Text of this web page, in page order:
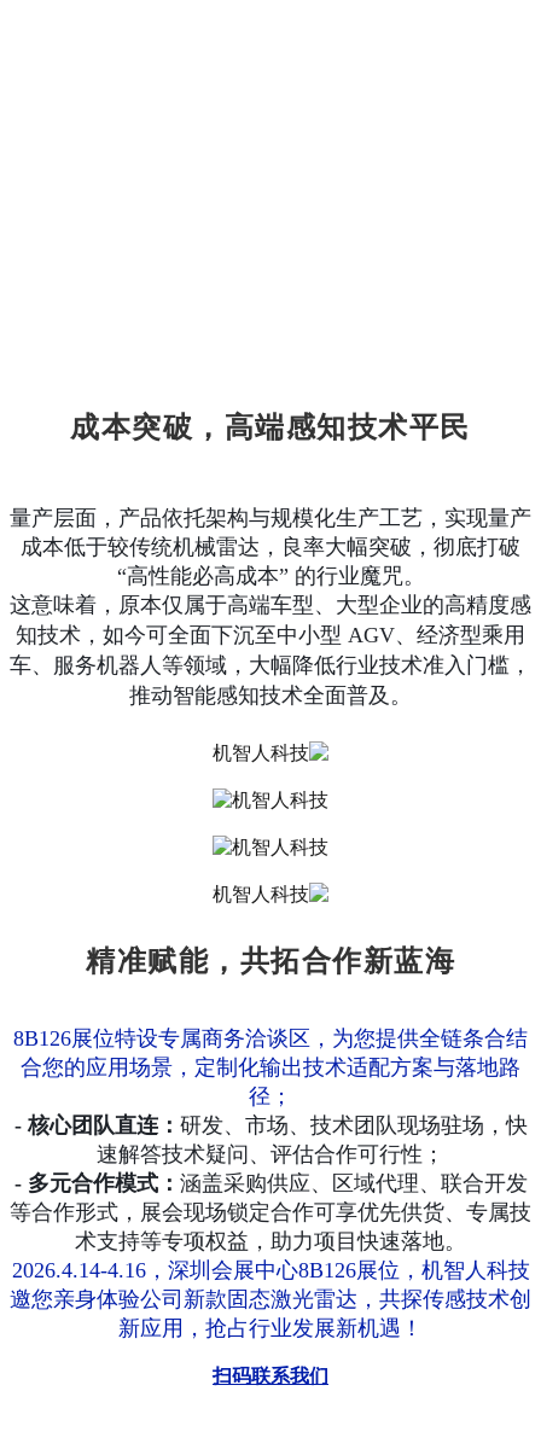
成本突破，高端感知技术平民
量产层面，产品依托架构与规模化生产工艺，实现量产
成本低于较传统机械雷达，良率大幅突破，彻底打破
“高性能必高成本” 的行业魔咒。
这意味着，原本仅属于高端车型、大型企业的高精度感
知技术，如今可全面下沉至中小型 AGV、经济型乘用
车、服务机器人等领域，大幅降低行业技术准入门槛，
推动智能感知技术全面普及。
精准赋能，共拓合作新蓝海
8B126展位特设专属商务洽谈区，为您提供全链条合结
合您的应用场景，定制化输出技术适配方案与落地路
径；
-核心团队直连： 研发、市场、技术团队现场驻场，快
速解答技术疑问、评估合作可行性；
- 多元合作模式： 涵盖采购供应、区域代理、联合开发
等合作形式，展会现场锁定合作可享优先供货、专属技
术支持等专项权益，助力项目快速落地。
2026.4.14-4.16，深圳会展中心8B126展位，机智人科技
邀您亲身体验公司新款固态激光雷达，共探传感技术创
新应用，抢占行业发展新机遇！
扫码联系我们